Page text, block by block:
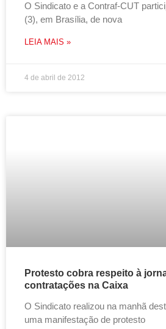
O Sindicato e a Contraf-CUT
(3), em Brasília, de nova
LEIA MAIS »
4 de abril de 2012
Protesto cobra respeito à
contratações na Caixa
O Sindicato realizou na manhã
uma manifestação de protesto